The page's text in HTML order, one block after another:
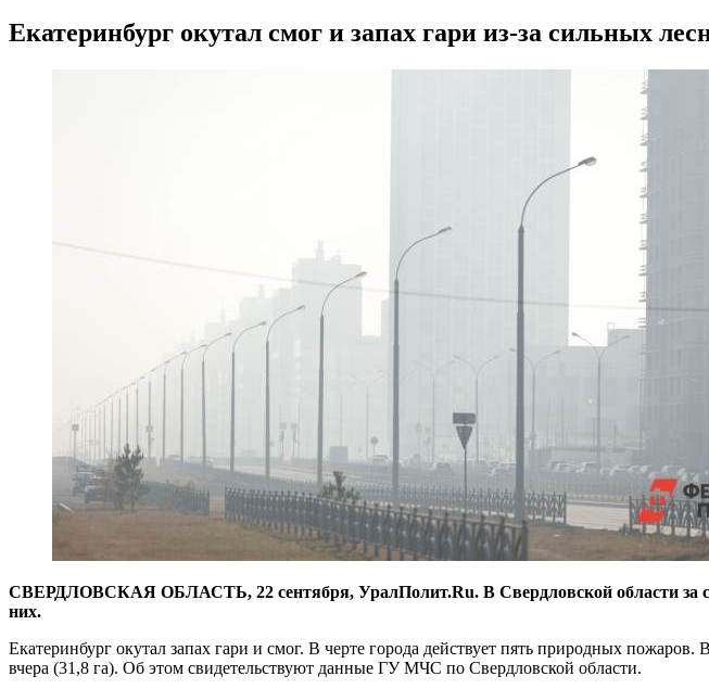
Екатеринбург окутал смог и запах гари из-за сильных
СВЕРДЛОВСКАЯ ОБЛАСТЬ, 22 сентября, УралПолит.Ru. В Свердловской области за
них.
Екатеринбург окутал запах гари и смог. В черте города действует пять природных
вчера (31,8 га). Об этом свидетельствуют данные ГУ МЧС по Свердловской области.